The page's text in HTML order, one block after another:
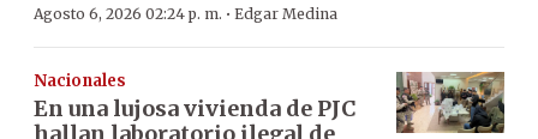
Agosto 6, 2026 02:24 p. m. · Edgar Medina
Nacionales
En una lujosa vivienda de PJC